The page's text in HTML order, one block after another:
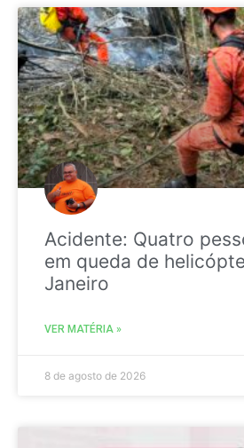
Acidente: Quatro
em queda de
Janeiro
VER MATÉRIA »
8 de agosto de 2026